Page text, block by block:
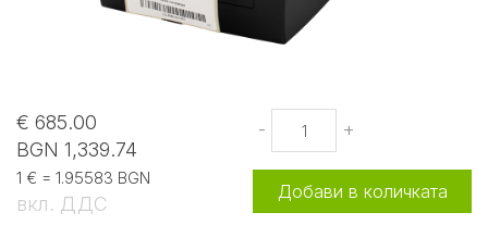
€ 685.00
BGN 1,339.74
1 € = 1.95583 BGN
вкл. ДДС
- +
Добави в количката